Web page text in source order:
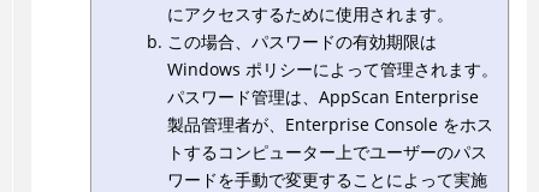
にアクセスするために使用されます。
この場合、パスワードの有効期限は
Windows ポリシーによって管理されます。
パスワード管理は、AppScan Enterprise
製品管理者が、Enterprise Console をホス
トするコンピューター上でユーザーのパス
ワードを手動で変更することによって実施